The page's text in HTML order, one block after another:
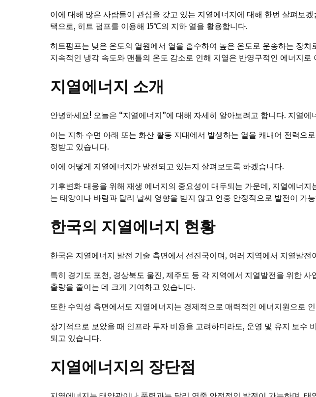
이에 대해 많은 사람들이 관심을 갖고 있는 지열에너지에 대해 한번 살펴보
택으로, 히트 펌프를 이용해 15℃의 지하 열을 활용합니다.
히트펌프는 낮은 온도의 열원에서 열을 흡수하여 높은 온도로 운송하는 장
지속적인 냉각 속도와 맨틀의 온도 감소로 인해 지열은 반영구적인 에너지로
지열에너지 소개
안녕하세요! 오늘은 “지열에너지”에 대해 자세히 알아보려고 합니다. 지열
이는 지하 수면 아래 또는 화산 활동 지대에서 발생하는 열을 캐내어 전력으
정받고 있습니다.
이에 어떻게 지열에너지가 발전되고 있는지 살펴보도록 하겠습니다.
기후변화 대응을 위해 재생 에너지의 중요성이 대두되는 가운데, 지열에너
는 태양이나 바람과 달리 날씨 영향을 받지 않고 연중 안정적으로 발전이 가
한국의 지열에너지 현황
한국은 지열에너지 발전 기술 측면에서 선진국이며, 여러 지역에서 지열발전
특히 경기도 포천, 경상북도 울진, 제주도 등 각 지역에서 지열발전을 위한
출량을 줄이는 데 크게 기여하고 있습니다.
또한 수익성 측면에서도 지열에너지는 경제적으로 매력적인 에너지원으로
장기적으로 보았을 때 인프라 투자 비용을 고려하더라도, 운영 및 유지 보수
되고 있습니다.
지열에너지의 장단점